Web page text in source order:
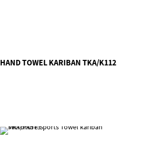
HAND TOWEL KARIBAN TKA/K112